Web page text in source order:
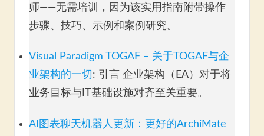
师——无需培训，因为该实用指南附带操作
步骤、技巧、示例和案例研究。
Visual Paradigm TOGAF – 关于TOGAF与企
业架构的一切 : 引言 企业架构（EA）对于将
业务目标与IT基础设施对齐至关重要。
AI图表聊天机器人更新：更好的ArchiMate